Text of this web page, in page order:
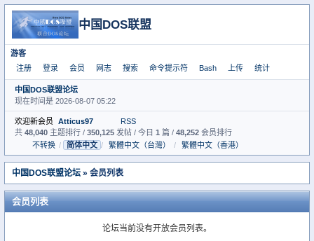
中国DOS联盟
游客
注册
登录 会员 网志 搜索 命令提示符 Bash 上传 统计
中国DOS联盟论坛
现在时间是 2026-08-07 05:22
欢迎新会员 Atticus97
RSS
共 48,040 主题排行 / 350,125 发帖 / 今日 1 篇 / 48,252 会员排行
不转换 / 简体中文 / 繁體中文（台灣） / 繁體中文（香港）
中国DOS联盟论坛 » 会员列表
会员列表
论坛当前没有开放会员列表。